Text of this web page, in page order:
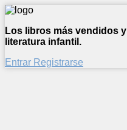
Los libros más vendidos
literatura infantil.
Entrar Registrarse